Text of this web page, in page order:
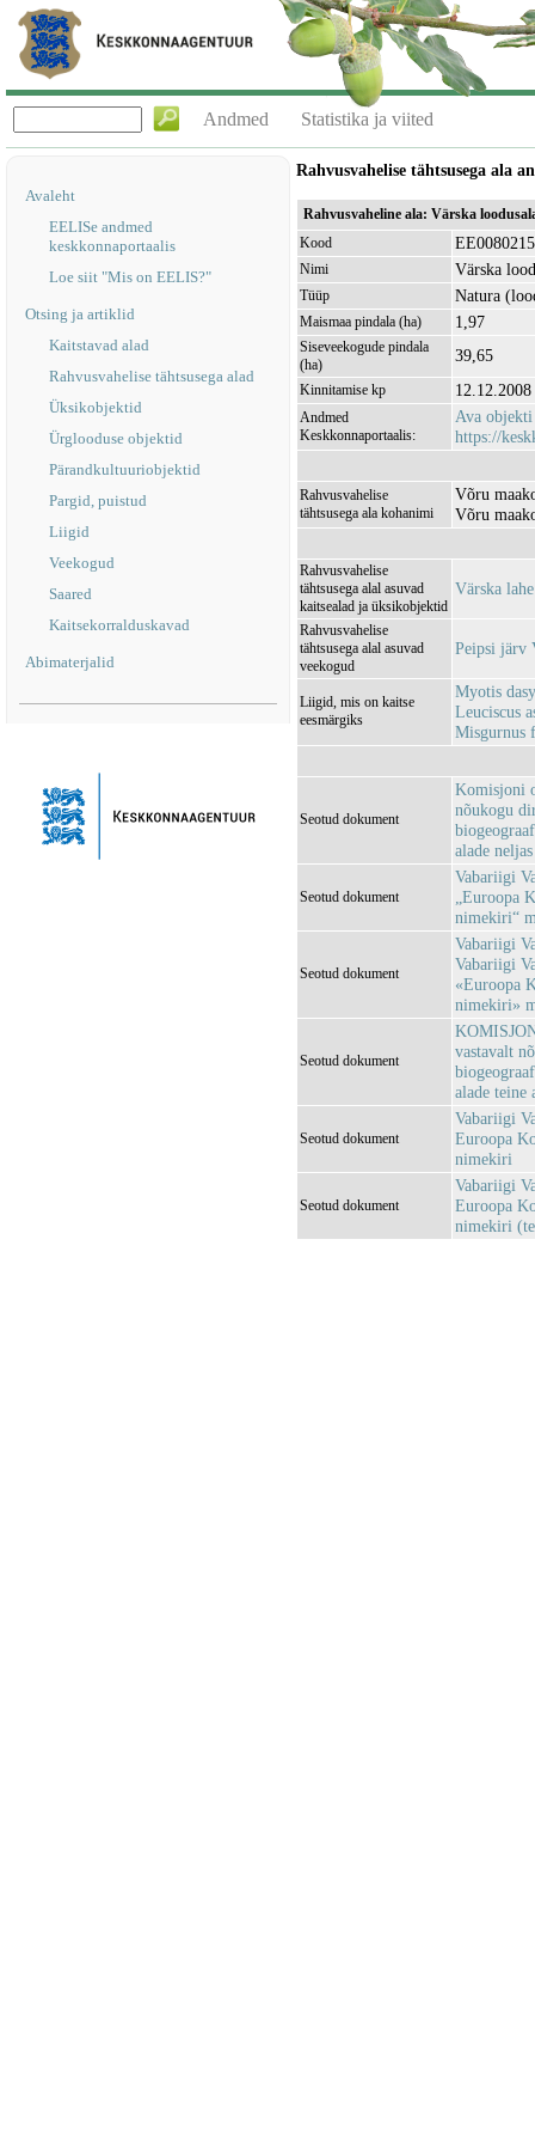
Andmed Statistika ja viited
Avaleht
EELISe andmed
keskkonnaportaalis
Loe siit "Mis on EELIS?"
Otsing ja artiklid
Kaitstavad alad
Rahvusvahelise tähtsusega alad
Üksikobjektid
Ürglooduse objektid
Pärandkultuuriobjektid
Pargid, puistud
Liigid
Veekogud
Saared
Kaitsekorralduskavad
Abimaterjalid
Rahvusvahelise tähtsusega ala
Rahvusvaheline ala: Värska
Kood
EE0080215
Nimi Värska
Tüüp Natura
Maismaa pindala (ha) 1,97
Siseveekogude pindala
(ha)
39,65
Kinnitamise kp 12.12.2008
Andmed
Keskkonnaportaalis:
Ava objekti
https://
Rahvusvahelise
tähtsusega ala kohanimi
Võru
Võru
Rahvusvahelise
tähtsusega alal asuvad
kaitsealad ja üksikobjektid
Värska
Rahvusvahelise
tähtsusega alal asuvad
veekogud
Peipsi järv
Liigid, mis on kaitse
eesmärgiks
Myotis
Leuciscus
Misgurnus
Seotud dokument
Komisjoni
nõukogu
alade
Seotud dokument
Vabariigi
„Euroopa
nimekiri“
Seotud dokument
Vabariigi
Vabariigi
«Euroopa
nimekiri»
Seotud dokument
vastavalt
alade teine
Seotud dokument
Vabariigi
Euroopa
nimekiri
Seotud dokument
Vabariigi
Euroopa
nimekiri